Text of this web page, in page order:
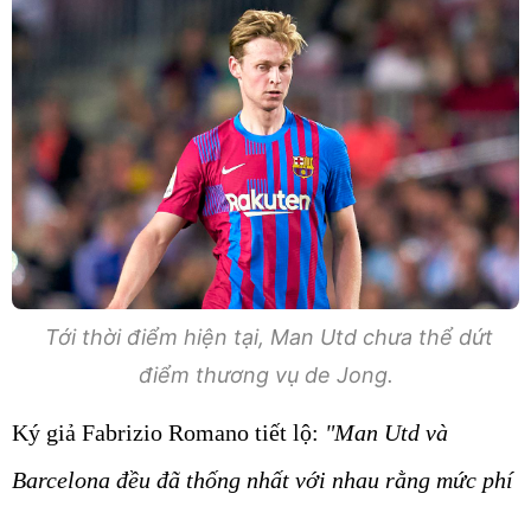
Tới thời điểm hiện tại, Man Utd chưa thể dứt
điểm thương vụ de Jong.
Ký giả Fabrizio Romano tiết lộ: "Man Utd và
Barcelona đều đã thống nhất với nhau rằng mức phí